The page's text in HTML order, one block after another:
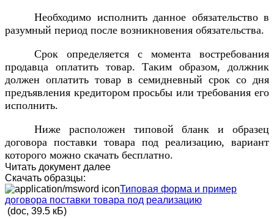
Необходимо исполнить данное обязательство в
разумный период после возникновения обязательства.
Срок определяется с момента востребования
продавца оплатить товар. Таким образом, должник
должен оплатить товар в семидневный срок со дня
предъявления кредитором просьбы или требования его
исполнить.
Ниже расположен типовой бланк и образец
договора поставки товара под реализацию, вариант
которого можно скачать бесплатно.
Читать документ далее
Скачать образцы:
Типовая форма и пример
договора поставки товара под реализацию
(doc, 39.5 кБ)